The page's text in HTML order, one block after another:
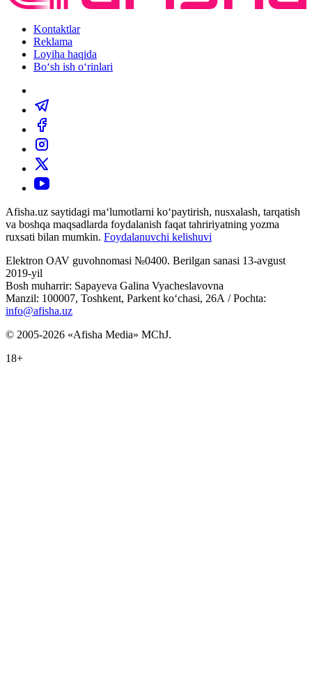
Kontaktlar
Reklama
Loyiha haqida
Bo‘sh ish o‘rinlari
Afisha.uz saytidagi ma‘lumotlarni ko‘paytirish, nusxalash, tarqatish
va boshqa maqsadlarda foydalanish faqat tahririyatning yozma
ruxsati bilan mumkin. Foydalanuvchi kelishuvi
Elektron OAV guvohnomasi №0400. Berilgan sanasi 13-avgust
2019-yil
Bosh muharrir: Sapayeva Galina Vyacheslavovna
Manzil: 100007, Toshkent, Parkent ko‘chasi, 26А / Pochta:
info@afisha.uz
© 2005-2026 «Afisha Media» MChJ.
18+